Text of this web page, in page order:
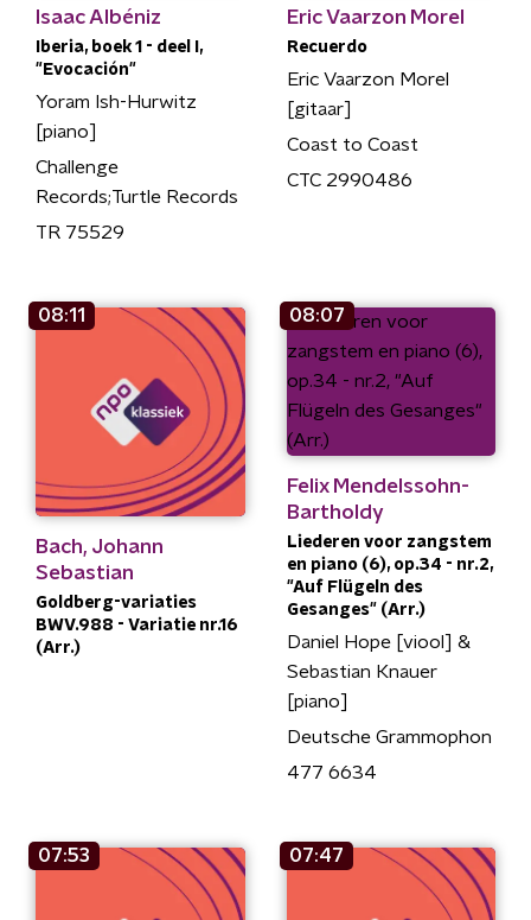
Isaac Albéniz
Iberia, boek 1 - deel I,
"Evocación"
Yoram Ish-Hurwitz
[piano]
Challenge
Records;Turtle Records
TR 75529
Eric Vaarzon Morel
Recuerdo
Eric Vaarzon Morel
[gitaar]
Coast to Coast
CTC 2990486
08:11
Bach, Johann
Sebastian
Goldberg-variaties
BWV.988 - Variatie nr.16
(Arr.)
08:07
Felix Mendelssohn-
Bartholdy
Liederen voor zangstem
en piano (6), op.34 - nr.2,
"Auf Flügeln des
Gesanges" (Arr.)
Daniel Hope [viool] &
Sebastian Knauer
[piano]
Deutsche Grammophon
477 6634
07:53 07:47